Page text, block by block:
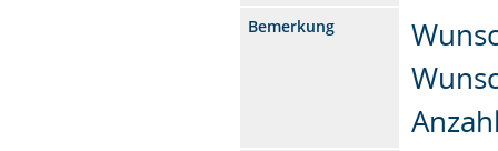
Bemerkung